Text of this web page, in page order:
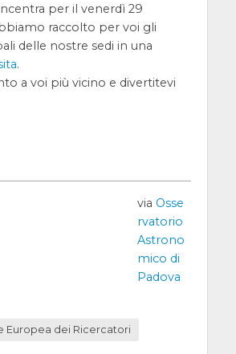
per il venerdì 29
raccolto per voi gli
delle nostre sedi in una
.
a voi più vicino e divertitevi
via Osse
rvatorio
Astrono
mico di
Padova
Europea dei Ricercatori